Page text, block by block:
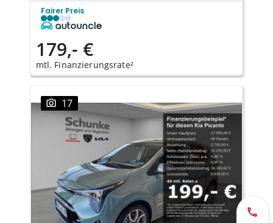
Fairer Preis
179,- €
mtl. Finanzierungsrate²
17
Jetzt